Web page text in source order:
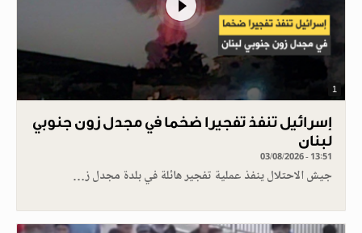
1
إسرائيل تنفذ تفجيرا ضخما في مجدل زون جنوبي
لبنان
03/08/2026 - 13:51
جيش الاحتلال ينفذ عملية تفجير هائلة في بلدة مجدل ز…